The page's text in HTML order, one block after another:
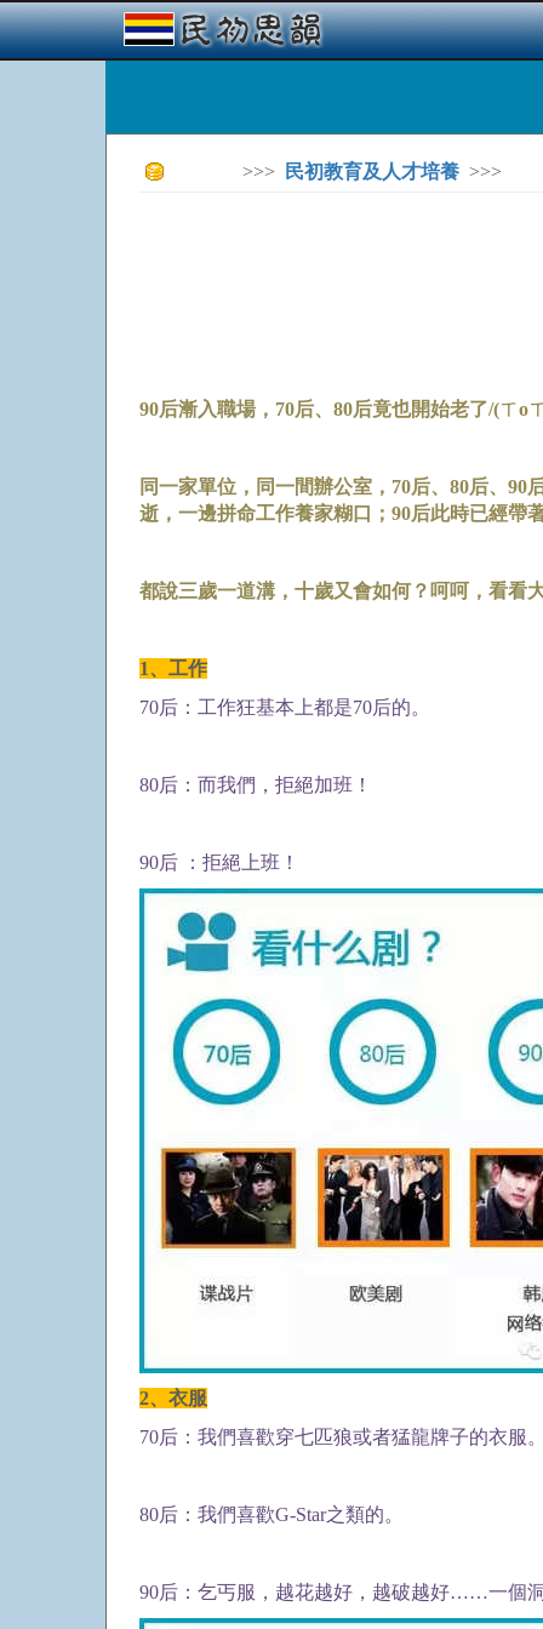
>>> 民初教育及人才培養 >>>
90后漸入職場，70后、80后竟也開始老了/(ㄒo
同一家單位，同一間辦公室，70后、80后、
逝，一邊拼命工作養家糊口；90后此時已經帶
都說三歲一道溝，十歲又會如何？呵呵，看
1、工作
70后：工作狂基本上都是70后的。
80后：而我們，拒絕加班！
90后 ：拒絕上班！
2、衣服
70后：我們喜歡穿七匹狼或者猛龍牌子的衣服
80后：我們喜歡G-Star之類的。
90后：乞丐服，越花越好，越破越好……一個